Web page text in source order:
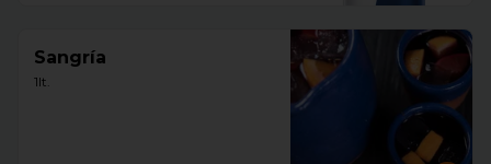
Sangría
1lt.